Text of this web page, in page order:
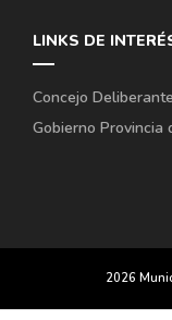
LINKS DE
Concejo Deliberante
Gobierno Provincia
2026